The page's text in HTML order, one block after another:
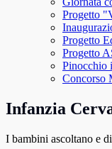
Progetto
Progetto
Progetto
Pinocchio
Concorso
Infanzia
I bambini ascoltano e